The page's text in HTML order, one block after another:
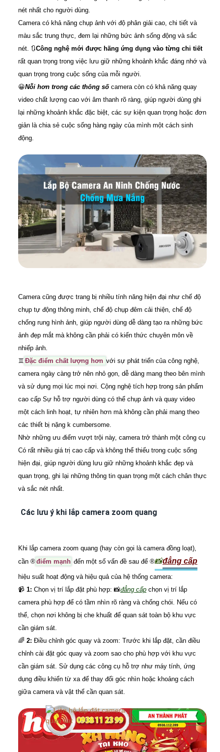
nét nhất cho người dùng.
Camera có khả năng chụp ảnh với độ phân giải cao, chi tiết và
màu sắc trung thực, đem lại những bức ảnh sống động và sắc
nét. 🔃Công nghệ mới được hãng ứng dụng vào từng chi tiết
rất quan trọng trong việc lưu giữ những khoảnh khắc đáng nhớ và
quan trọng trong cuộc sống của mỗi người.
😀Nỗi hơn trong các thông sốcamera còn có khả năng quay
video chất lượng cao với âm thanh rõ ràng, giúp người dùng ghi
lại những khoảnh khắc đặc biệt, các sự kiện quan trọng hoặc đơn
giản là chia sẻ cuộc sống hàng ngày của mình một cách sinh
động.
Camera cũng được trang bị nhiều tính năng hiện đại như chế độ
chụp tự động thông minh, chế độ chụp đêm cải thiện, chế độ
chống rung hình ảnh, giúp người dùng dễ dàng tạo ra những bức
ảnh đẹp mắt mà không cần phải có kiến thức chuyên môn về
nhiếp ảnh.
♊ Đặc điểm chất lượng hơn với sự phát triển của công nghệ,
camera ngày càng trở nên nhỏ gọn, dễ dàng mang theo bên mình
và sử dụng mọi lúc mọi nơi. Cộng nghệ tích hợp trong sản phẩm
cao cấp Sự hỗ trợ người dùng có thể chụp ảnh và quay video
một cách linh hoạt, tự nhiên hơn mà không cần phải mang theo
các thiết bị nặng k cumbersome.
Nhờ những ưu điểm vượt trội này, camera trở thành một công cụ
Có rất nhiều giá trị cao cấp và không thể thiếu trong cuộc sống
hiện đại, giúp người dùng lưu giữ những khoảnh khắc đẹp và
quan trọng, ghi lại những thông tin quan trọng một cách chân thực
và sắc nét nhất.
Các lưu ý khi lắp camera zoom quang
Khi lắp camera zoom quang (hay còn gọi là camera đồng loạt),
cần ®️điểm mạnh đến một số vấn đề sau để ®️📸đẳng cấp
hiệu suất hoạt động và hiệu quả của hệ thống camera:
📹 1: Chọn vị trí lắp đặt phù hợp: 📸đẳng cấp chọn vị trí lắp
camera phù hợp để có tầm nhìn rõ ràng và chống chói. Nếu có
thể, chọn nơi không bị che khuất để quan sát toàn bộ khu vực
cần giám sát.
🌈 2: Điều chỉnh góc quay và zoom: Trước khi lắp đặt, cần điều
chỉnh cài đặt góc quay và zoom sao cho phù hợp với khu vực
cần giám sát. Sử dụng các công cụ hỗ trợ như máy tính, ứng
dụng điều khiển từ xa để thay đổi góc nhìn hoặc khoảng cách
giữa camera và vật thể cần quan sát.